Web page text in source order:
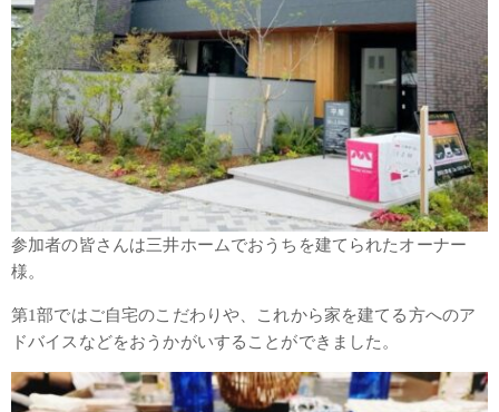
参加者の皆さんは三井ホームでおうちを建てられたオーナー
様。
第1部ではご自宅のこだわりや、これから家を建てる方へのア
ドバイスなどをおうかがいすることができました。